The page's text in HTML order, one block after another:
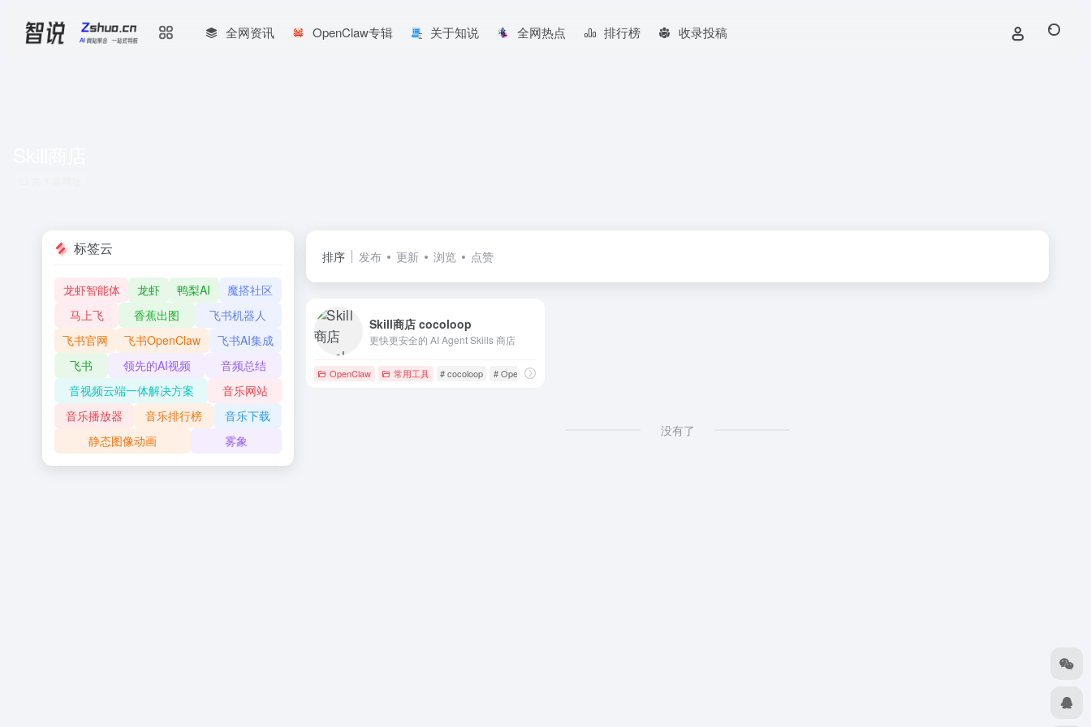
全网资讯 OpenClaw专辑 关于知说 全网热点 排行榜 收录投稿
排序 发布 更新 浏览 点赞
Skill商店 cocoloop
更快更安全的 AI Agent Skills 商店
OpenClaw 常用工具 # cocoloop # OpenClaw
没有了
标签云
龙虾智能体 龙虾 鸭梨AI
魔搭社区
马上飞
香蕉出图
飞书机器人
飞书官网
飞书OpenClaw
飞书AI集成
飞书
领先的AI视频
音频总结
音视频云端一体解决方案
音乐网站
音乐播放器
音乐排行榜
音乐下载
静态图像动画
雾象